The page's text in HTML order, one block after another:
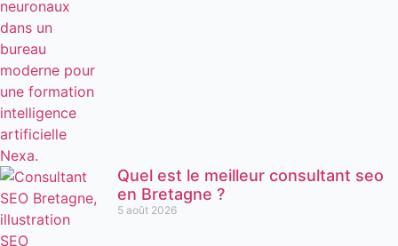
Quel est le meilleur consultant seo
en Bretagne ?
5 août 2026